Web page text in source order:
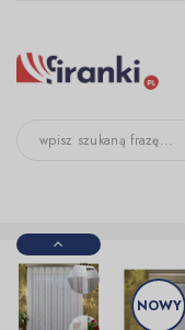
NOWY